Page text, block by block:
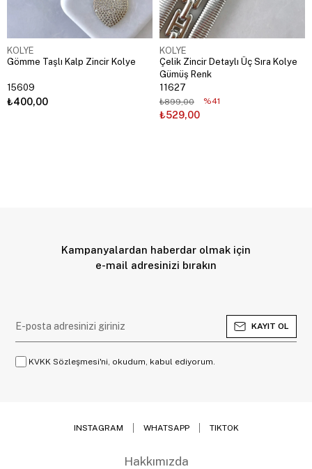
KOLYE
Gömme Taşlı Kalp Zincir Kolye
15609
₺400,00
KOLYE
Çelik Zincir Detaylı Üç Sıra Kolye
Gümüş Renk
11627
₺529,00
₺899,00 %41
Kampanyalardan haberdar olmak için
e-mail adresinizi bırakın
KAYIT OL
KVKK Sözleşmesi'ni, okudum, kabul ediyorum.
INSTAGRAM WHATSAPP TIKTOK
Hakkımızda